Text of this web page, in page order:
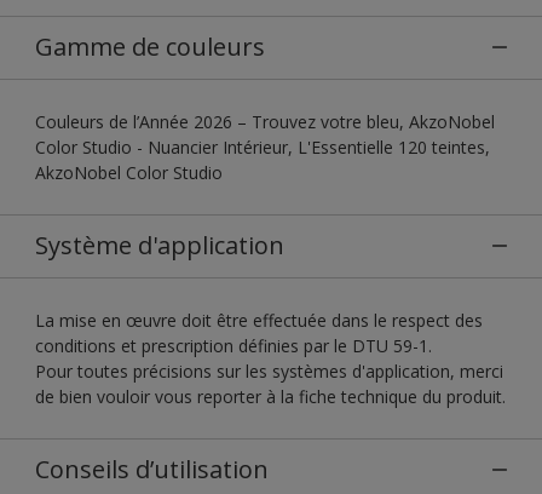
Gamme de couleurs
Couleurs de l’Année 2026 – Trouvez votre bleu, AkzoNobel
Color Studio - Nuancier Intérieur, L'Essentielle 120 teintes,
AkzoNobel Color Studio
Système d'application
La mise en œuvre doit être effectuée dans le respect des
conditions et prescription définies par le DTU 59-1.
Pour toutes précisions sur les systèmes d'application, merci
de bien vouloir vous reporter à la fiche technique du produit.
Conseils d’utilisation